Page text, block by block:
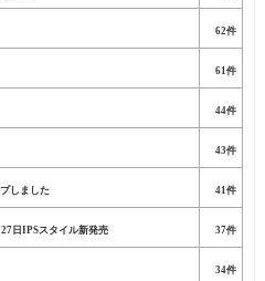
62件
61件
44件
43件
しました 41件
日IPSスタイル新発売 37件
34件